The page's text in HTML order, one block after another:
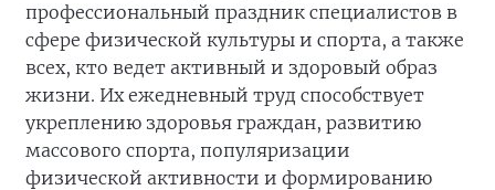
профессиональный праздник специалистов в
сфере физической культуры и спорта, а также
всех, кто ведет активный и здоровый образ
жизни. Их ежедневный труд способствует
укреплению здоровья граждан, развитию
массового спорта, популяризации
физической активности и формированию